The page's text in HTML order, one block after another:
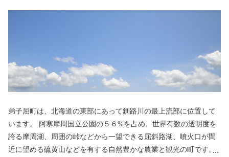
弟子屈町は、北海道の東部にあって釧路川の最上流部に位置して
います。 阿寒摩周国立公園の５６%を占め、世界有数の透明度を
誇る摩周湖、周囲の峠などから一望できる屈斜路湖、噴火口が間
近に望める硫黄山などを有する自然豊かな農業と観光の町です。